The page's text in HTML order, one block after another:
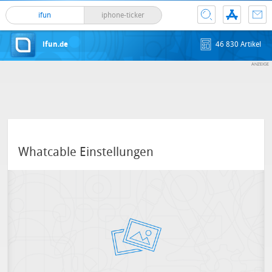
ifun iphone-ticker
ifun.de 46 830 Artikel
Whatcable Einstellungen